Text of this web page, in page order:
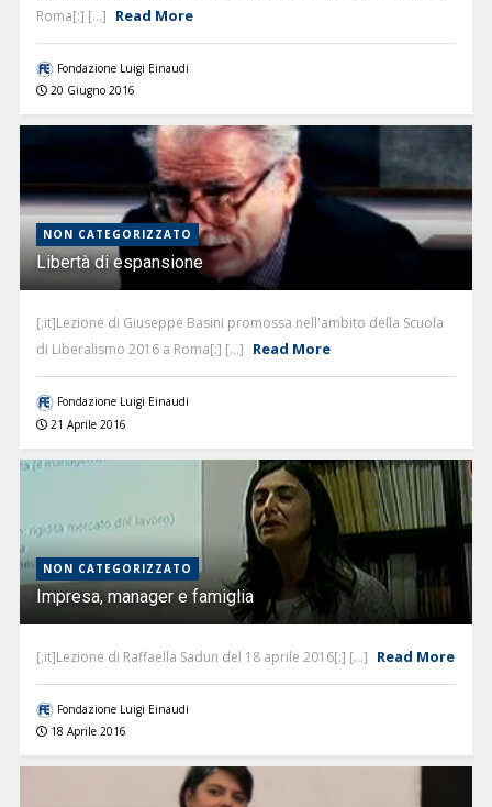
Roma[:] [...] Read More
Fondazione Luigi Einaudi
20 Giugno 2016
NON CATEGORIZZATO
Libertà di espansione
[:it]Lezione di Giuseppe Basini promossa nell'ambito della Scuola
di Liberalismo 2016 a Roma[:] [...] Read More
Fondazione Luigi Einaudi
21 Aprile 2016
NON CATEGORIZZATO
Impresa, manager e famiglia
[:it]Lezione di Raffaella Sadun del 18 aprile 2016[:] [...] Read More
Fondazione Luigi Einaudi
18 Aprile 2016